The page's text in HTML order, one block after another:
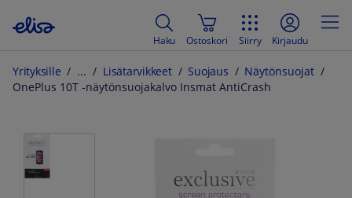
Haku Ostoskori Siirry Kirjaudu
Yrityksille Lisätarvikkeet Suojaus
Näytönsuojat
OnePlus 10T -näytönsuojakalvo Insmat AntiCrash